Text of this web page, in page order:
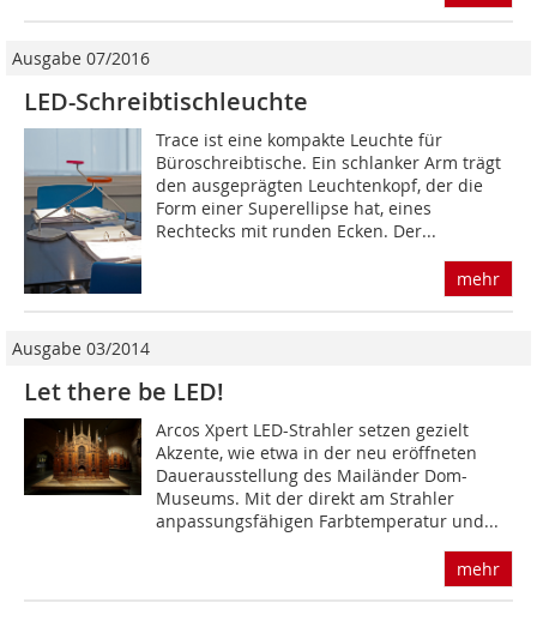
Ausgabe 07/2016
LED-Schreibtischleuchte
Trace ist eine kompakte Leuchte für
Büroschreibtische. Ein schlanker Arm trägt
den ausgeprägten Leuchtenkopf, der die
Form einer Superellipse hat, eines
Rechtecks mit runden Ecken. Der...
mehr
Ausgabe 03/2014
Let there be LED!
Arcos Xpert LED-Strahler setzen gezielt
Akzente, wie etwa in der neu eröffneten
Dauerausstellung des Mailänder Dom-
Museums. Mit der direkt am Strahler
anpassungsfähigen Farbtemperatur und...
mehr